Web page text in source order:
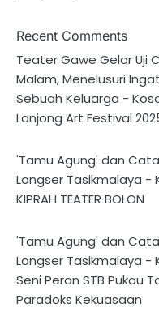
Recent Comments
Teater Gawe Gelar Uji
Malam, Menelusuri
Sebuah Keluarga -
Lanjong Art Festival
'Tamu Agung' dan
Longser Tasikmalaya -
KIPRAH TEATER BOLON
'Tamu Agung' dan
Longser Tasikmalaya -
Seni Peran STB Pukau
Paradoks Kekuasaan